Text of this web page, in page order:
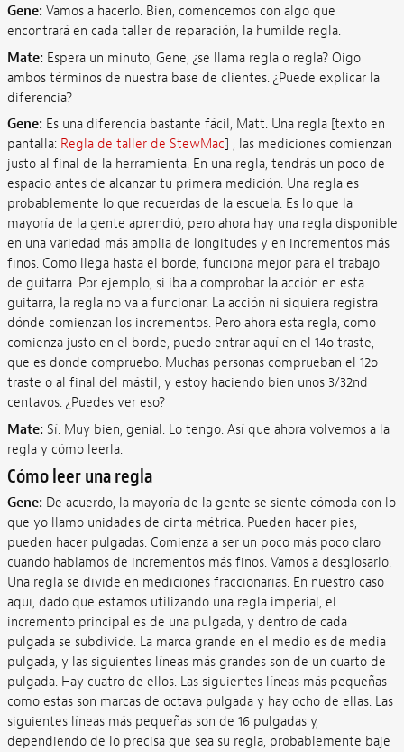
Gene: Vamos a hacerlo. Bien, comencemos con algo que
encontrará en cada taller de reparación, la humilde regla.
Mate: Espera un minuto, Gene, ¿se llama regla o regla? Oigo
ambos términos de nuestra base de clientes. ¿Puede explicar la
diferencia?
Gene: Es una diferencia bastante fácil, Matt. Una regla [texto en
pantalla: Regla de taller de StewMac] , las mediciones comienzan
justo al final de la herramienta. En una regla, tendrás un poco de
espacio antes de alcanzar tu primera medición. Una regla es
probablemente lo que recuerdas de la escuela. Es lo que la
mayoría de la gente aprendió, pero ahora hay una regla disponible
en una variedad más amplia de longitudes y en incrementos más
finos. Como llega hasta el borde, funciona mejor para el trabajo
de guitarra. Por ejemplo, si iba a comprobar la acción en esta
guitarra, la regla no va a funcionar. La acción ni siquiera registra
dónde comienzan los incrementos. Pero ahora esta regla, como
comienza justo en el borde, puedo entrar aquí en el 14o traste,
que es donde compruebo. Muchas personas comprueban el 12o
traste o al final del mástil, y estoy haciendo bien unos 3/32nd
centavos. ¿Puedes ver eso?
Mate: Sí. Muy bien, genial. Lo tengo. Así que ahora volvemos a la
regla y cómo leerla.
Cómo leer una regla
Gene: De acuerdo, la mayoría de la gente se siente cómoda con lo
que yo llamo unidades de cinta métrica. Pueden hacer pies,
pueden hacer pulgadas. Comienza a ser un poco más poco claro
cuando hablamos de incrementos más finos. Vamos a desglosarlo.
Una regla se divide en mediciones fraccionarias. En nuestro caso
aquí, dado que estamos utilizando una regla imperial, el
incremento principal es de una pulgada, y dentro de cada
pulgada se subdivide. La marca grande en el medio es de media
pulgada, y las siguientes líneas más grandes son de un cuarto de
pulgada. Hay cuatro de ellos. Las siguientes líneas más pequeñas
como estas son marcas de octava pulgada y hay ocho de ellas. Las
siguientes líneas más pequeñas son de 16 pulgadas y,
dependiendo de lo precisa que sea su regla, probablemente baje